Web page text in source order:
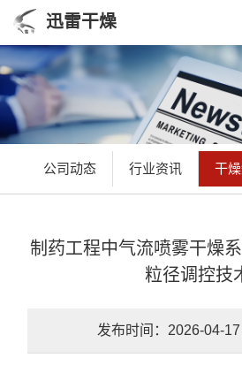
迅雷干燥
公司动态 行业资讯 干
制药工程中气流喷雾干燥
粒径调控技
发布时间：2026-04-